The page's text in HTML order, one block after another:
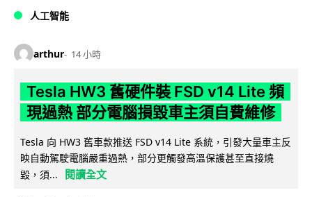
人工智能
arthur 14 小時
Tesla HW3 舊硬件裝 FSD v14 Lite 頻
現過熱 部分電腦損毀車主須自費維修
Tesla 向 HW3 舊車款推送 FSD v14 Lite 系統，引發大量車主反
映自動駕駛電腦嚴重過熱，部分更觸發高溫保護甚至直接燒
毀，須...
閱讀全文